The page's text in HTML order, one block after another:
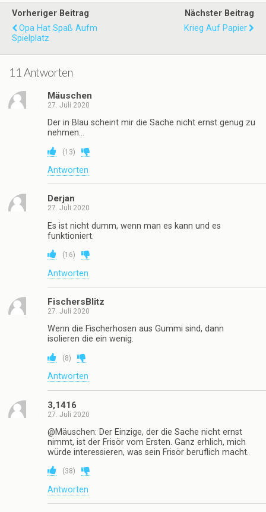
Vorheriger Beitrag
Opa Hat Spaß Aufm
Spielplatz
Nächster Beitrag
Krieg Auf Papier
11 Antworten
Mäuschen
27. Juli 2020
Der in Blau scheint mir die Sache nicht ernst genug zu
nehmen…
(13)
Antworten
Derjan
27. Juli 2020
Es ist nicht dumm, wenn man es kann und es
funktioniert.
(16)
Antworten
FischersBlitz
27. Juli 2020
Wenn die Fischerhosen aus Gummi sind, dann
isolieren die ein wenig.
(8)
Antworten
3,1416
27. Juli 2020
@Mäuschen: Der Einzige, der die Sache nicht ernst
nimmt, ist der Frisör vom Ersten. Ganz erhlich, mich
würde interessieren, was sein Frisör beruflich macht.
(38)
Antworten